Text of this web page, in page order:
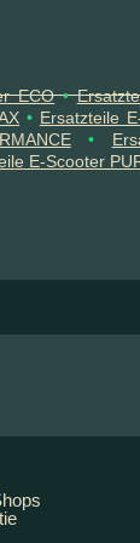
ECO•
• Ersatzteile
•
E-Scooter